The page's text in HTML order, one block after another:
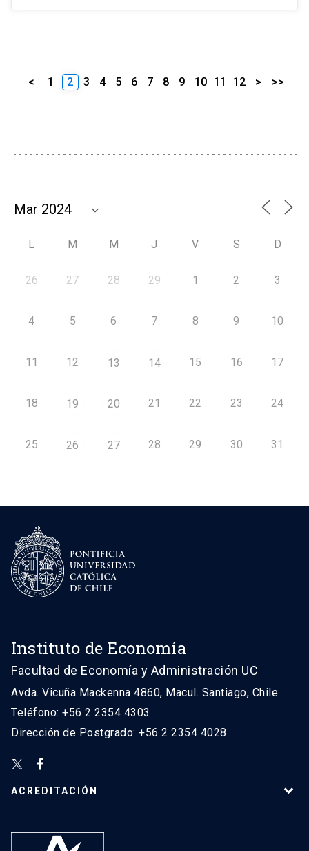
< 1 2 3 4 5 6 7 8 9 10 11 12 > >>
L M M J V S D
26 27 28 29 1 2 3
4 5 6 7 8 9 10
11 12 13 14 15 16 17
18 19 20 21 22 23 24
25 26 27 28 29 30 31
Instituto de Economía
Facultad de Economía y Administración UC
Avda. Vicuña Mackenna 4860, Macul. Santiago, Chile
Teléfono: +56 2 2354 4303
Dirección de Postgrado: +56 2 2354 4028
ACREDITACIÓN